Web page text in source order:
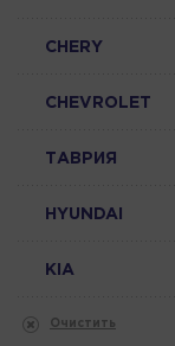
CHERY
CHEVROLET
ТАВРИЯ
HYUNDAI
KIA
Очистить